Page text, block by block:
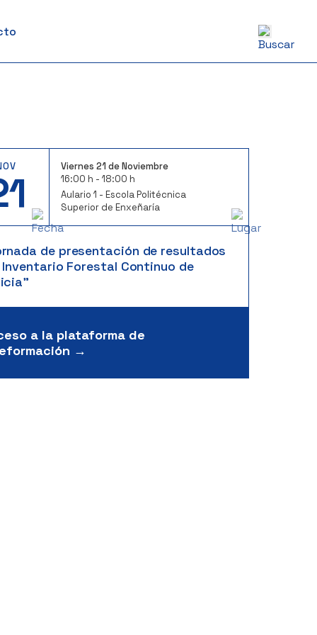
Viernes 21 de Noviembre
16:00 h - 18:00 h
Aulario 1 - Escola Politécnica
Superior de Enxeñaría
de presentación de resultados
Inventario Forestal Continuo de
a la plataforma de
→